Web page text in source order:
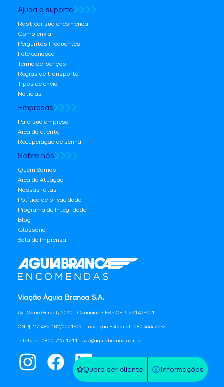
Quero ser cliente Informações
Viação Águia Branca S.A.
Av. Mario Gurgel, 5030 | Cariacica - ES - CEP: 29145-901
CNPJ: 27.486.182/0001-09 | Inscrição Estadual: 080.444.20-2
Telefone: 0800 725 1211 | sac@aguiabranca.com.br
Ajuda e suporte
Rastrear sua encomenda
Como enviar
Perguntas Frequentes
Fale conosco
Termo de isenção
Regras de transporte
Tipos de envio
Notícias
Empresas
Para sua empresa
Área do cliente
Recuperação de senha
Sobre nós
Quem Somos
Área de Atuação
Nossas rotas
Política de privacidade
Programa de Integridade
Blog
Glossário
Sala de Imprensa